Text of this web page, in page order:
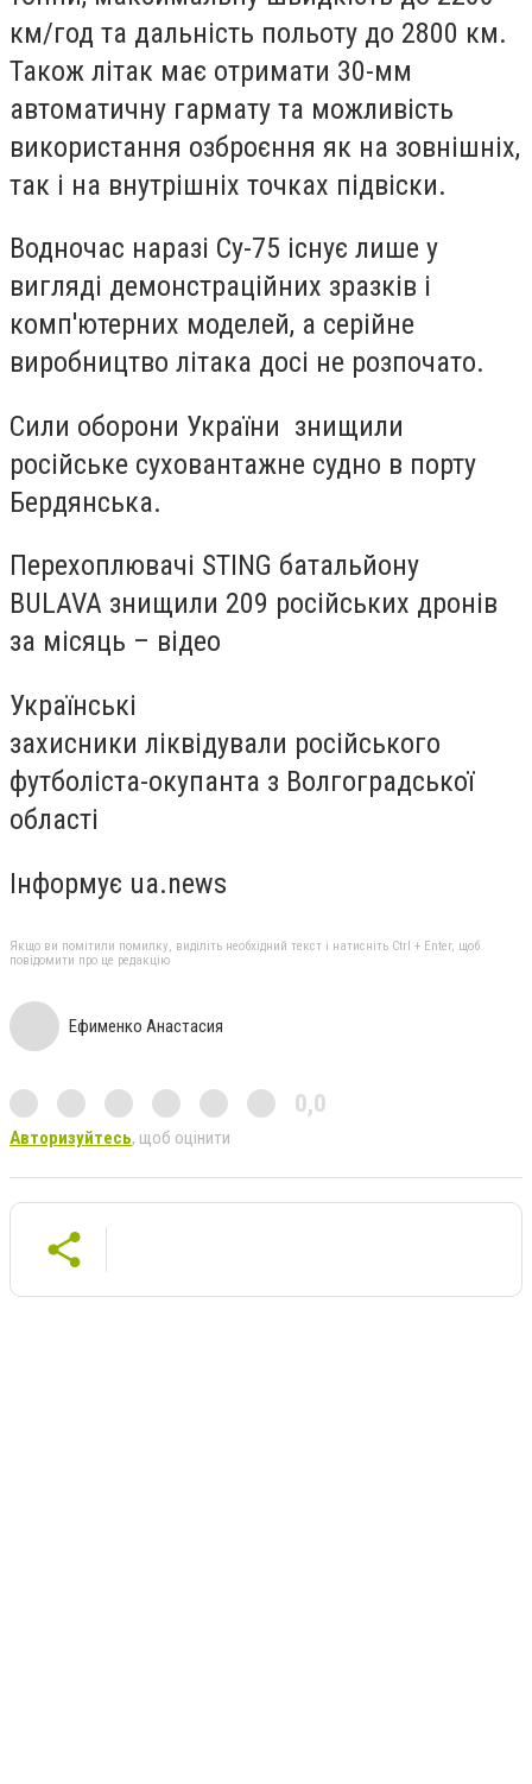
км/год та дальність польоту до 2800 км.
Також літак має отримати 30-мм
автоматичну гармату та можливість
використання озброєння як на зовнішніх,
так і на внутрішніх точках підвіски.
Водночас наразі Су-75 існує лише у
вигляді демонстраційних зразків і
комп'ютерних моделей, а серійне
виробництво літака досі не розпочато.
Сили оборони України знищили
російське суховантажне судно в порту
Бердянська.
Перехоплювачі STING батальйону
BULAVA знищили 209 російських дронів
за місяць – відео
Українські
захисники ліквідували російського
футболіста-окупанта з Волгоградської
області
Інформує ua.news
Якщо ви помітили помилку, виділіть необхідний текст і натисніть Ctrl + Enter, щоб
повідомити про це редакцію
Ефименко Анастасия
0,0
Авторизуйтесь, щоб оцінити